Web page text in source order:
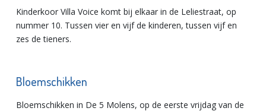
Kinderkoor Villa Voice komt bij elkaar in de Leliestraat, op
nummer 10. Tussen vier en vijf de kinderen, tussen vijf en
zes de tieners.
Bloemschikken
Bloemschikken in De 5 Molens, op de eerste vrijdag van de